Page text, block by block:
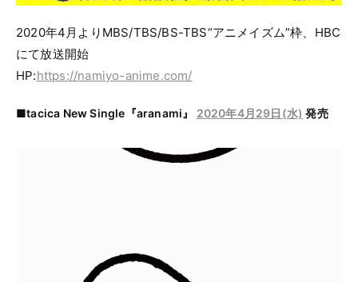
2020年4月よりMBS/TBS/BS-TBS“アニメイズム”枠、HBC
にて放送開始
HP:https://namiyo-anime.com/
■tacica New Single『aranami』 2020年4月29日(水) 発売